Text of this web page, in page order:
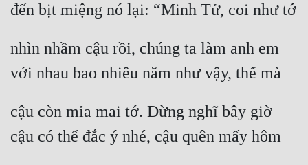
Huyền Huyễn
Huyền Nghi
Huyền Ảo
đến bịt miệng nó lại: “Minh Tử, coi như tớ
nhìn nhầm cậu rồi, chúng ta làm anh em
với nhau bao nhiêu năm như vậy, thế mà
cậu còn mỉa mai tớ. Đừng nghĩ bây giờ
cậu có thể đắc ý nhé, cậu quên mấy hôm